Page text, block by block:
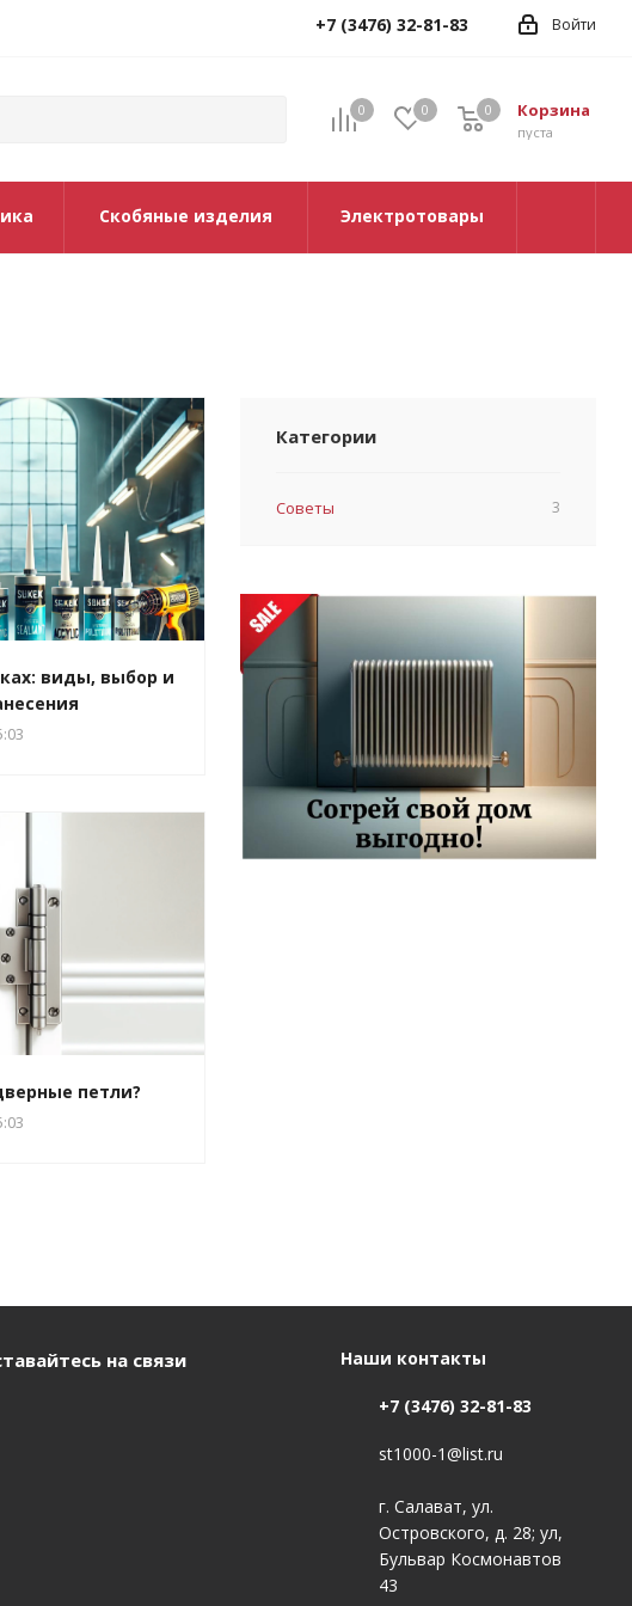
Войти
+7 (3476) 32-81-83
0 0 Корзина
0
пуста
0
Скобяные изделия Электротовары
виды, выбор и
петли?
Категории
Советы 3
на связи Наши контакты
+7 (3476) 32-81-83
st1000-1@list.ru
г. Салават, ул.
Островского, д. 28; ул,
Бульвар Космонавтов
43